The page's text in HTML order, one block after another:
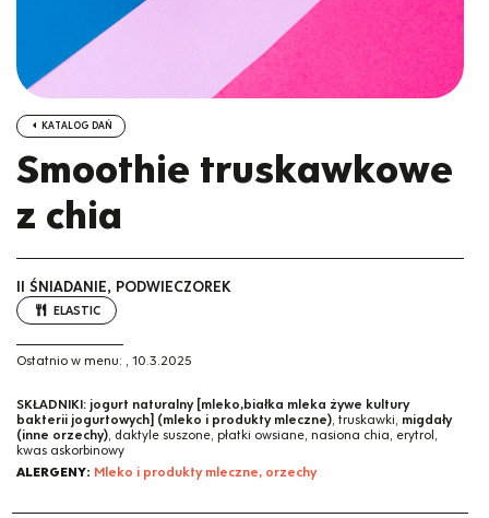
KATALOG DAŃ
Smoothie truskawkowe
z chia
II ŚNIADANIE, PODWIECZOREK
ELASTIC
Ostatnio w menu: , 10.3.2025
SKŁADNIKI: jogurt naturalny [mleko,białka mleka żywe kultury
bakterii jogurtowych] (mleko i produkty mleczne), truskawki, migdały
(inne orzechy), daktyle suszone, płatki owsiane, nasiona chia, erytrol,
kwas askorbinowy
ALERGENY: Mleko i produkty mleczne, orzechy